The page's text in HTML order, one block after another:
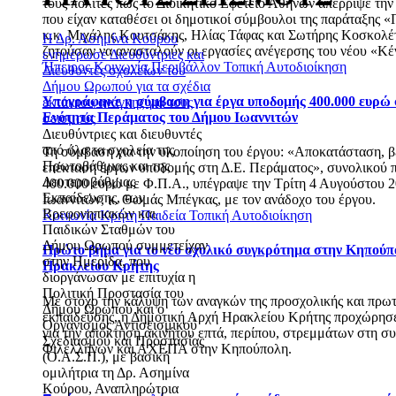
που είχαν καταθέσει οι δημοτικοί σύμβουλοι της παράταξης
κ.κ. Μιχάλης Κουτσάκης, Ηλίας Τάφας και Σωτήρης
ζητούσαν να ανασταλούν οι εργασίες ανέγερσης του νέου
ΉπειροςΚοινωνίαΠεριβάλλον Τοπική Αυτοδιοίκηση
Υπογράφηκε η σύμβαση για έργα υποδομής 400.000 ευρώ
Ενότητα Περάματος του Δήμου Ιωαννιτών
Τη σύμβαση για την υλοποίηση του έργου: «Αποκατάσταση,
επέκταση έργων υποδομής στη Δ.Ε. Περάματος», συνολικού
400.000 ευρώ με Φ.Π.Α., υπέγραψε την Τρίτη 4 Αυγούστου
Ιωαννιτών, κ. Θωμάς Μπέγκας, με τον ανάδοχο του έργου.
ΚοινωνίαΚρήτηΠαιδεία Τοπική Αυτοδιοίκηση
Πρώτο βήμα για το νέο σχολικό συγκρότημα στην
Ηρακλείου Κρήτης
Με στόχο την κάλυψη των αναγκών της προσχολικής και
εκπαίδευσης, η Δημοτική Αρχή Ηρακλείου Κρήτης
για την απόκτηση ακινήτου επτά, περίπου, στρεμμάτων στη
Φιλελλήνων και ΑΧΕΠΑ στην Κηπούπολη.
Η Δρ. Ασημίνα Κούρου
ενημέρωσε Διευθύντριες και
Διευθυντές σχολείων του
Δήμου Ωρωπού για τα σχέδια
εκτάκτου ανάγκης για τους
σεισμούς
Διευθύντριες και διευθυντές
από όλα τα σχολεία της
Πρωτοβάθμιας και της
Δευτεροβάθμιας
Εκπαίδευσης, των
Βρεφονηπιακών και
Παιδικών Σταθμών του
Δήμου Ωρωπού συμμετείχαν
στην Ημερίδα, που
διοργάνωσαν με επιτυχία η
Πολιτική Προστασία του
Δήμου Ωρωπού και ο
Οργανισμός Αντισεισμικού
Σχεδιασμού και Προστασίας
(Ο.Α.Σ.Π.), με βασική
ομιλήτρια τη Δρ. Ασημίνα
Κούρου, Αναπληρώτρια